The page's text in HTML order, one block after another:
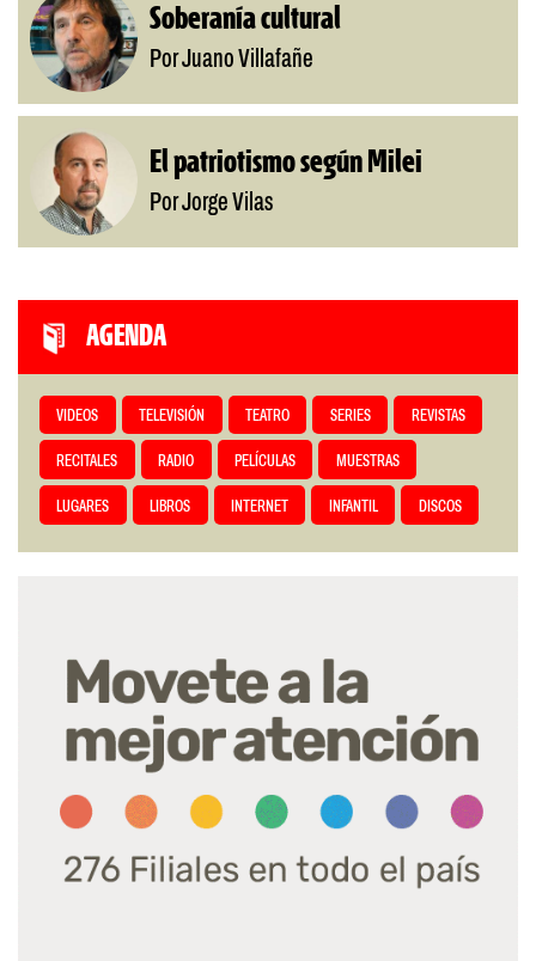
Soberanía cultural
Por Juano Villafañe
El patriotismo según Milei
Por Jorge Vilas
AGENDA
VIDEOS TELEVISIÓN TEATRO SERIES REVISTAS
RECITALES RADIO PELÍCULAS MUESTRAS
LUGARES LIBROS INTERNET INFANTIL DISCOS